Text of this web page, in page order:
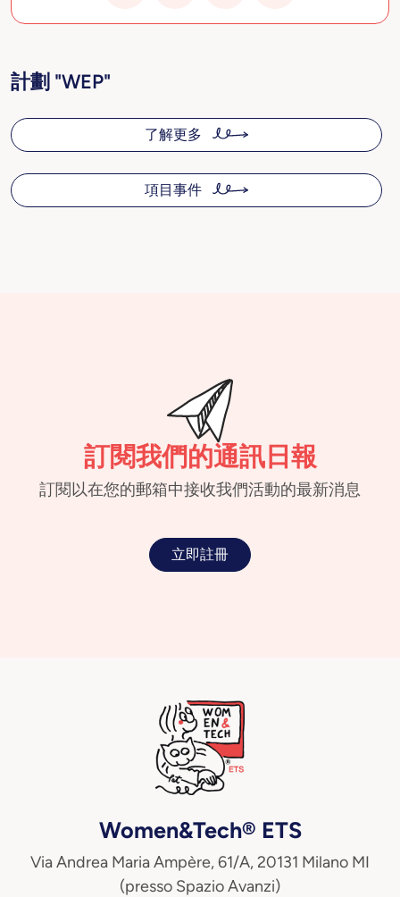
計劃 "WEP"
了解更多
項目事件
訂閱我們的通訊日報
訂閱以在您的郵箱中接收我們活動的最新消息
立即註冊
Women&Tech® ETS
Via Andrea Maria Ampère, 61/A, 20131 Milano MI
(presso Spazio Avanzi)